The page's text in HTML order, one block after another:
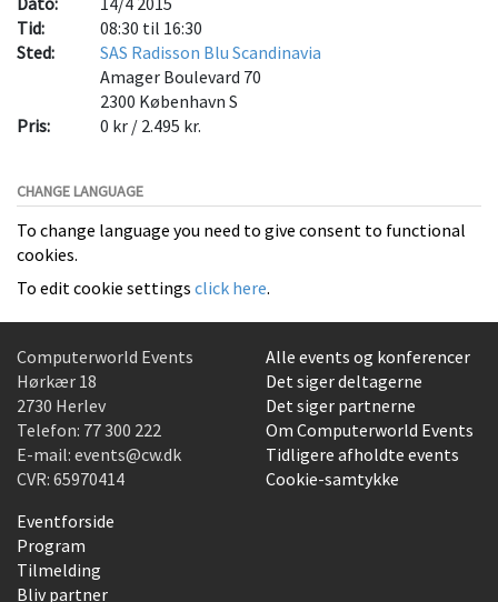
Tid:
08:30 til 16:30
Sted:
SAS Radisson Blu Scandinavia
Amager Boulevard 70
2300 København S
Pris:
0 kr / 2.495 kr.
CHANGE LANGUAGE
To change language you need to give consent to functional
cookies.
To edit cookie settings click here.
Computerworld Events
Hørkær 18
2730 Herlev
Telefon: 77 300 222
E-mail: events@cw.dk
CVR: 65970414
Alle events og konferencer
Det siger deltagerne
Det siger partnerne
Om Computerworld Events
Tidligere afholdte events
Cookie-samtykke
Eventforside
Program
Tilmelding
Bliv partner